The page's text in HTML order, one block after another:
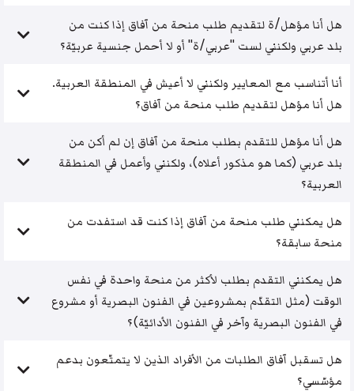
هل أنا مؤهل/ة لتقديم طلب منحة من آفاق إذا كنت من
بلد عربي ولكنني لست "عربي/ة" أو لا أحمل جنسية عربيّة؟
أنا أتناسب مع المعايير ولكنني لا أعيش في المنطقة العربية.
هل أنا مؤهل لتقديم طلب منحة من آفاق؟
هل أنا مؤهل للتقدم بطلب منحة من آفاق إن لم أكن من
بلد عربي (كما هو مذكور أعلاه)، ولكنني وأعمل في المنطقة
العربية؟
هل يمكنني طلب منحة من آفاق إذا كنت قد استفدت من
منحة سابقة؟
هل يمكنني التقدم بطلب لأكثر من منحة واحدة في نفس
الوقت (مثل التقدّم بمشروعين في الفنون البصرية أو مشروع
في الفنون البصرية وآخر في الفنون الأدائيّة)؟
هل تسقبل آفاق الطلبات من الأفراد الذين لا يتمتّعون بدعم
مؤسّسي؟